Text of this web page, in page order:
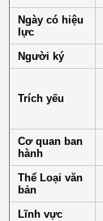
Ngày có hiệu
lực
Người ký
Trích yếu
Cơ quan ban
hành
Thể Loại văn
bản
Lĩnh vực